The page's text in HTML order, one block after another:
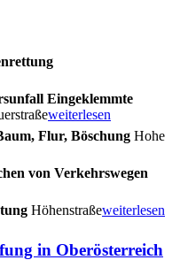
Eingeklemmte
weiterlesen
Flur, Böschung Hohe
von Verkehrswegen
Höhenstraßeweiterlesen
in Oberösterreich